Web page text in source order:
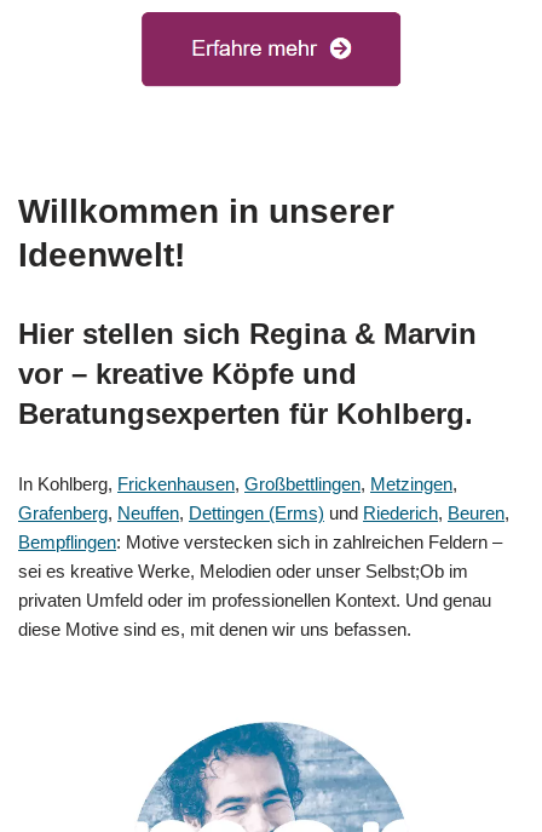
Willkommen in unserer
Ideenwelt!
Hier stellen sich Regina & Marvin
vor – kreative Köpfe und
Beratungsexperten für Kohlberg.
In Kohlberg, Frickenhausen, Großbettlingen, Metzingen,
Grafenberg, Neuffen, Dettingen (Erms) und Riederich, Beuren,
Bempflingen: Motive verstecken sich in zahlreichen Feldern –
sei es kreative Werke, Melodien oder unser Selbst;Ob im
privaten Umfeld oder im professionellen Kontext. Und genau
diese Motive sind es, mit denen wir uns befassen.